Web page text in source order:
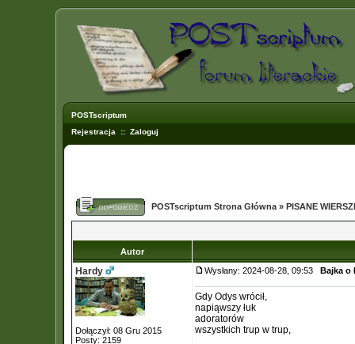
POSTscriptum
Rejestracja :: Zaloguj
POSTscriptum Strona Główna » PISANE
Autor
Hardy
Dołączył: 08 Gru 2015
Posty: 2159
Wysłany: 2024-08-28, 09:53 Bajka o
Gdy Odys wrócił,
napiąwszy łuk
adoratorów
wszystkich trup w trup,